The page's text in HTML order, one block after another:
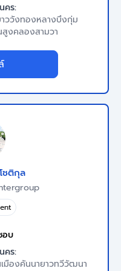
คร:
ววังทองหลางบึงกุ่ม
สูงคลองสามวา
ติกุล
อบ
คร:
มืองคันนายาวทวีวัฒนา